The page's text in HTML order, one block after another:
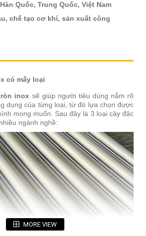
Quốc, Trung Quốc, Việt Nam
chế tạo cơ khí, sản xuất công
có mấy loại
inox sẽ giúp người tiêu dùng nắm rõ
dụng của từng loại, từ đó lựa chọn được
mong muốn. Sau đây là 3 loại cây đặc
ngành nghề:
MORE VIEW